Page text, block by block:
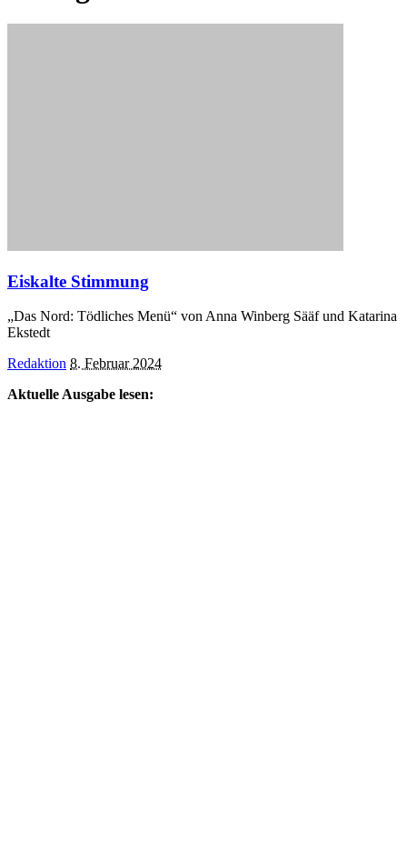
Eiskalte Stimmung
„Das Nord: Tödliches Menü“ von Anna Winberg Sääf und Katarina
Ekstedt
Posted
Redaktion 8. Februar 2024
Aktuelle Ausgabe lesen: